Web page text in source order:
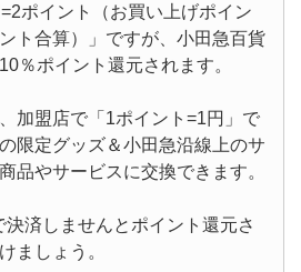
ポイント（お買い上げポイン
ト合算）」ですが、小田急百貨
％ポイント還元されます。
加盟店で「1ポイント=1円」で
限定グッズ＆小田急沿線上のサ
品やサービスに交換できます。
済しませんとポイント還元さ
ましょう。